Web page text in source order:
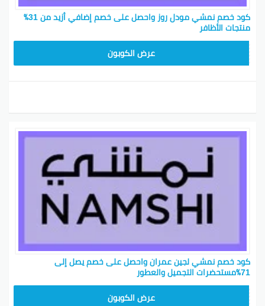
كود خصم نمشي مودل روز واحصل على خصم إضافي أزيد من 31٪
منتجات الأظافر
عرض الكوبون
كود خصم نمشي لجين عمران واحصل على خصم يصل إلى
71٪مستحضرات التجميل والعطور
عرض الكوبون